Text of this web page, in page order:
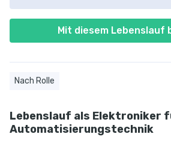
Mit diesem Lebenslauf
Nach Rolle
Lebenslauf als Elektroniker
Automatisierungstechnik